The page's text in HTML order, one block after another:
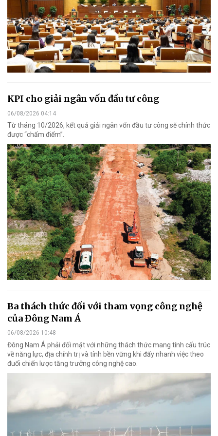
KPI cho giải ngân vốn đầu tư công
06/08/2026 04:14
Từ tháng 10/2026, kết quả giải ngân vốn đầu tư công sẽ chính thức
được “chấm điểm”.
Ba thách thức đối với tham vọng công nghệ
của Đông Nam Á
06/08/2026 10:48
Đông Nam Á phải đối mặt với những thách thức mang tính cấu trúc
về năng lực, địa chính trị và tính bền vững khi đẩy nhanh việc theo
đuổi chiến lược tăng trưởng công nghệ cao.